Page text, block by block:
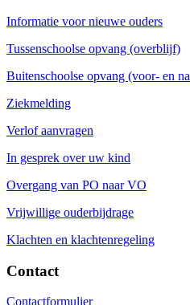
Informatie voor nieuwe ouders
Tussenschoolse opvang (overblijf)
Buitenschoolse opvang (voor- en
Ziekmelding
Verlof aanvragen
In gesprek over uw kind
Overgang van PO naar VO
Vrijwillige ouderbijdrage
Klachten en klachtenregeling
Contact
Contactformulier